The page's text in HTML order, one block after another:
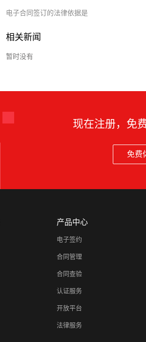
电子合同签订的法律依据是
相关新闻
暂时没有
现在注册，免
免费
产品中心
电子签约
合同管理
合同查验
认证服务
开放平台
法律服务